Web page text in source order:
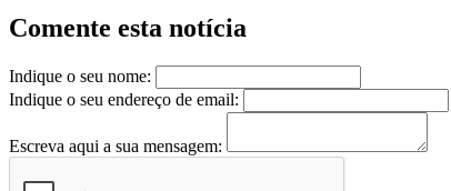
Comente esta notícia
Indique o seu nome:
Indique o seu endereço de email:
Escreva aqui a sua mensagem: